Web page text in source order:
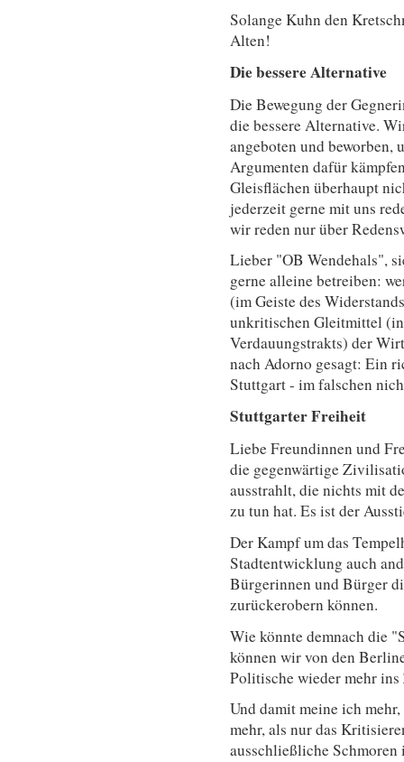
Solange Kuhn den
Alten!
Die bessere Alternative
Die Bewegung der
die bessere Alternative.
angeboten und beworben,
Argumenten dafür
Gleisflächen überhaupt
jederzeit gerne mit uns
wir reden nur über
Lieber "OB Wendehals",
gerne alleine betreiben:
(im Geiste des
unkritischen Gleitmittel
Verdauungstrakts) der
nach Adorno gesagt: Ein
Stuttgart - im falschen
Stuttgarter Freiheit
Liebe Freundinnen und
die gegenwärtige
ausstrahlt, die nichts mit
zu tun hat. Es ist der
Der Kampf um das
Stadtentwicklung auch
Bürgerinnen und Bürger
zurückerobern können.
Wie könnte demnach die
können wir von den
Politische wieder mehr
Und damit meine ich
mehr, als nur das
ausschließliche